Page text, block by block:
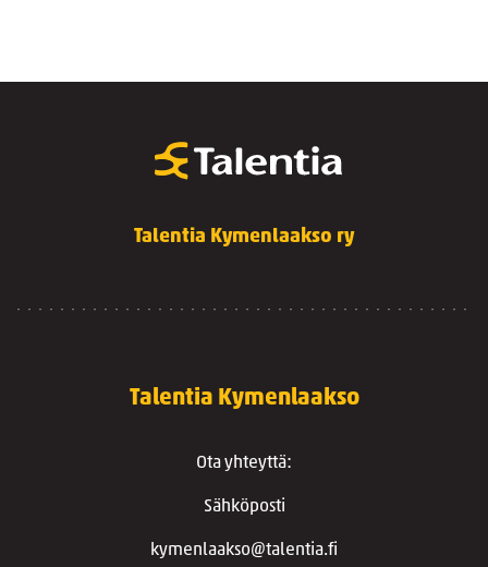
Talentia Kymenlaakso ry
Talentia Kymenlaakso
Ota yhteyttä:
Sähköposti
kymenlaakso@talentia.fi